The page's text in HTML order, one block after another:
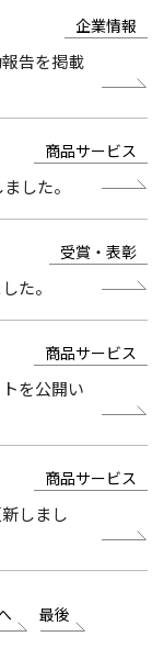
企業情報
報告を掲載
商品サービス
した。
受賞・表彰
た。
商品サービス
を公開い
商品サービス
しまし
最後